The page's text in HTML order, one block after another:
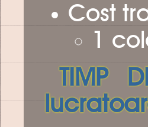
Cost
1
TIMP